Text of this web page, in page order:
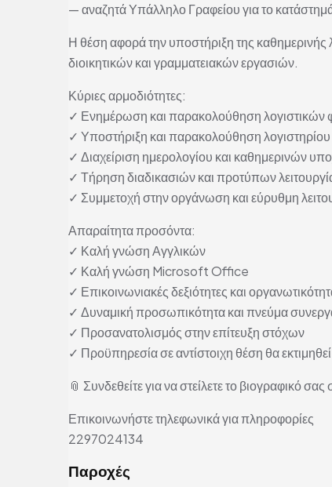
— αναζητά Υπάλληλο Γραφείου για το
Η θέση αφορά την υποστήριξη της καθημερινής
διοικητικών και γραμματειακών εργασιών.
Κύριες αρμοδιότητες:
✓ Ενημέρωση και παρακολούθηση λογιστικών
✓ Υποστήριξη και παρακολούθηση λογιστηρίου
✓ Διαχείριση ημερολογίου και καθημερινών
✓ Τήρηση διαδικασιών και προτύπων
✓ Συμμετοχή στην οργάνωση και εύρυθμη
Απαραίτητα προσόντα:
✓ Καλή γνώση Αγγλικών
✓ Καλή γνώση Microsoft Office
✓ Επικοινωνιακές δεξιότητες και
✓ Δυναμική προσωπικότητα και πνεύμα
✓ Προσανατολισμός στην επίτευξη στόχων
✓ Προϋπηρεσία σε αντίστοιχη θέση θα εκτιμηθεί
📎 Συνδεθείτε για να στείλετε το βιογραφικό σας
Επικοινωνήστε τηλεφωνικά για πληροφορίες
2297024134
Παροχές